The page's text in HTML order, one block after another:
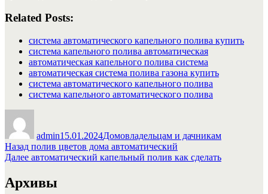
Related Posts:
система автоматического капельного полива купить
система капельного полива автоматическая
автоматическая капельного полива система
автоматическая система полива газона купить
система автоматического капельного полива
система капельного автоматического полива
admin15.01.2024Домовладельцам и дачникам
Навигация
по
записям
Назад Предыдущая
запись:
полив цветов дома автоматический
Далее Следующая
автоматический капельный полив как сделать
Архивы